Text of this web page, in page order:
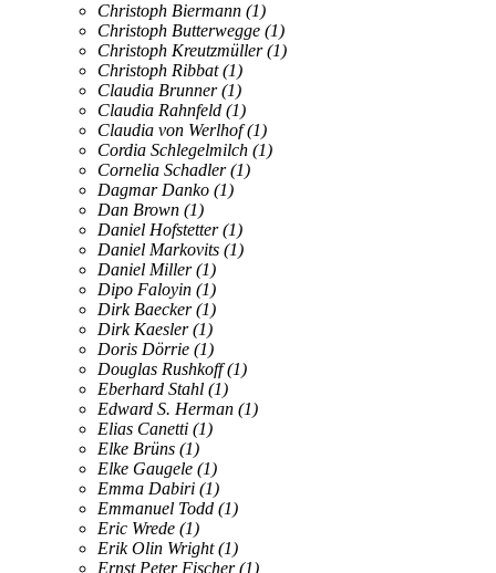
Christoph Biermann (1)
Christoph Butterwegge (1)
Christoph Kreutzmüller (1)
Christoph Ribbat (1)
Claudia Brunner (1)
Claudia Rahnfeld (1)
Claudia von Werlhof (1)
Cordia Schlegelmilch (1)
Cornelia Schadler (1)
Dagmar Danko (1)
Dan Brown (1)
Daniel Hofstetter (1)
Daniel Markovits (1)
Daniel Miller (1)
Dipo Faloyin (1)
Dirk Baecker (1)
Dirk Kaesler (1)
Doris Dörrie (1)
Douglas Rushkoff (1)
Eberhard Stahl (1)
Edward S. Herman (1)
Elias Canetti (1)
Elke Brüns (1)
Elke Gaugele (1)
Emma Dabiri (1)
Emmanuel Todd (1)
Eric Wrede (1)
Erik Olin Wright (1)
Ernst Peter Fischer (1)